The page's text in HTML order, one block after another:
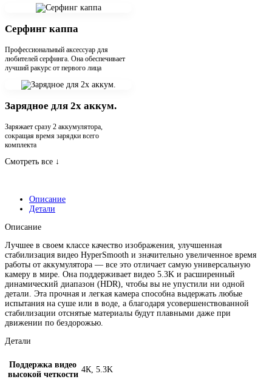
Серфинг каппа
Профессиональный аксессуар для
любителей серфинга. Она обеспечивает
лучший ракурс от первого лица
Зарядное для 2х аккум.
Заряжает сразу 2 аккумулятора,
сокращая время зарядки всего
комплекта
Смотреть все ↓
Описание
Детали
Описание
Лучшее в своем классе качество изображения, улучшенная
стабилизация видео HyperSmooth и значительно увеличенное время
работы от аккумулятора — все это отличает самую универсальную
камеру в мире. Она поддерживает видео 5.3K и расширенный
динамический диапазон (HDR), чтобы вы не упустили ни одной
детали. Эта прочная и легкая камера способна выдержать любые
испытания на суше или в воде, а благодаря усовершенствованной
стабилизации отснятые материалы будут плавными даже при
движении по бездорожью.
Детали
Поддержка видео
высокой четкости
4К, 5.3K